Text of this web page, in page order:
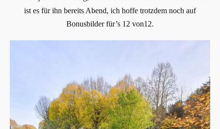
ist es für ihn bereits Abend, ich hoffe trotzdem noch auf
Bonusbilder für’s 12 von12.